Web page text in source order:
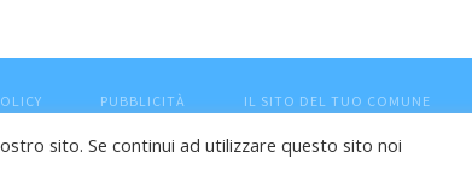
PUBBLICITÀ IL SITO DEL TUO COMUNE
VTLRFL77B02L500Y - Testata giornalistica, aut.
sito. Se continui ad utilizzare questo sito noi